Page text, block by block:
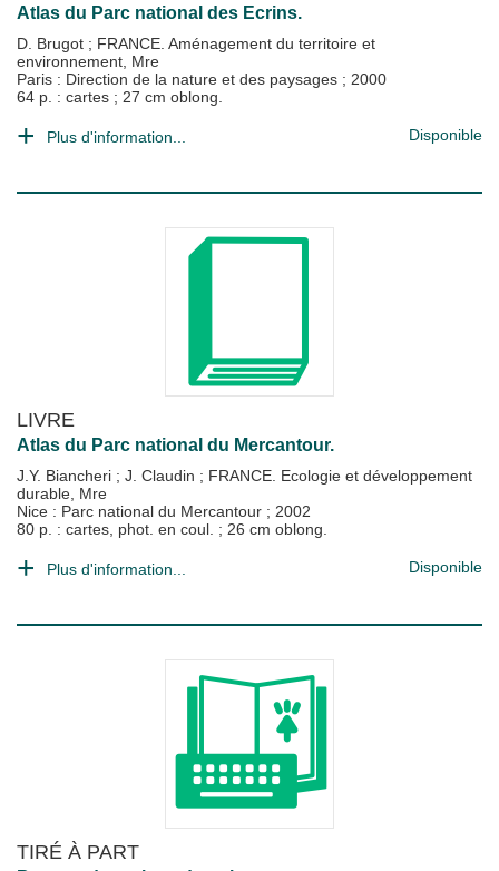
Atlas du Parc national des Ecrins.
D. Brugot ; FRANCE. Aménagement du territoire et
environnement, Mre
Paris : Direction de la nature et des paysages ; 2000
64 p. : cartes ; 27 cm oblong.
Plus d'information... Disponible
LIVRE
Atlas du Parc national du Mercantour.
J.Y. Biancheri ; J. Claudin ; FRANCE. Ecologie et développement
durable, Mre
Nice : Parc national du Mercantour ; 2002
80 p. : cartes, phot. en coul. ; 26 cm oblong.
Plus d'information... Disponible
TIRÉ À PART